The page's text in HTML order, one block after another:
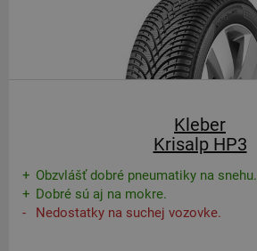
Kleber
Krisalp HP3
Obzvlášť dobré pneumatiky na snehu.
Dobré sú aj na mokre.
Nedostatky na suchej vozovke.